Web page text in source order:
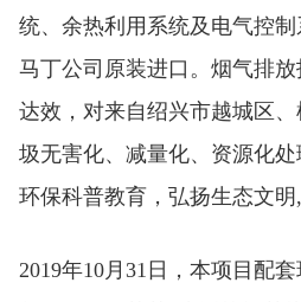
统、余热利用系统及电气控
马丁公司原装进口。烟气排
达效，对来自绍兴市越城区
圾无害化、减量化、资源化
环保科普教育，弘扬生态文明
2019年10月31日，本项目配